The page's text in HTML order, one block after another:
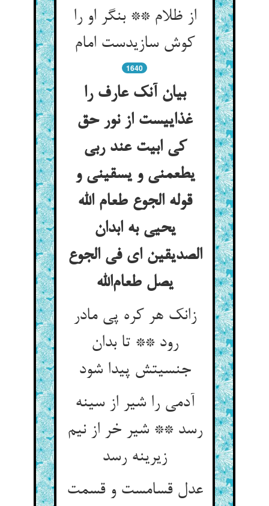
از ظلام ** بنگر او را
کوش سازیدست امام
1640
بیان آنک عارف را
غذاییست از نور حق
کی ابیت عند ربی
یطعمنی و یسقینی و
قوله الجوع طعام الله
یحیی به ابدان
الصدیقین ای فی الجوع
یصل طعام‌الله
زانک هر کره پی مادر
رود ** تا بدان
جنسیتش پیدا شود
آدمی را شیر از سینه
رسد ** شیر خر از نیم
زیرینه رسد
عدل قسامست و قسمت